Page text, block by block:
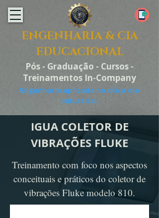
ENGENHARIA & CIA
EDUCACIONAL
Pós - Graduação - Cursos -
Treinamentos In-Company
Engenharia aplicada no dia a dia
industrial.
IGUA COLETOR DE
VIBRAÇÕES FLUKE
Treinamento com foco nos aspectos
conceituais e práticos do coletor de
vibrações Fluke modelo 810.